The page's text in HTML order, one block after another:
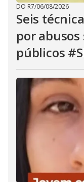
DO R7/06/08/2026
Seis
por
públicos